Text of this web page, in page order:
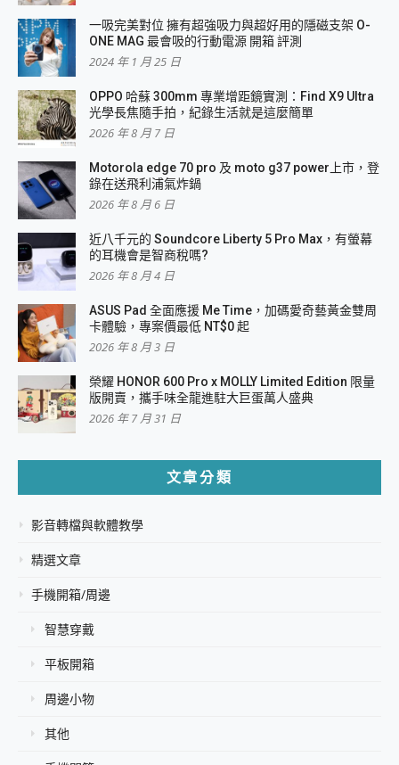
一吸完美對位 擁有超強吸力與超好用的隱磁支架 O-
ONE MAG 最會吸的行動電源 開箱 評測
2024 年 1 月 25 日
OPPO 哈蘇 300mm 專業增距鏡實測：Find X9 Ultra
光學長焦隨手拍，紀錄生活就是這麼簡單
2026 年 8 月 7 日
Motorola edge 70 pro 及 moto g37 power上市，登
錄在送飛利浦氣炸鍋
2026 年 8 月 6 日
近八千元的 Soundcore Liberty 5 Pro Max，有螢幕
的耳機會是智商稅嗎?
2026 年 8 月 4 日
ASUS Pad 全面應援 Me Time，加碼愛奇藝黃金雙周
卡體驗，專案價最低 NT$0 起
2026 年 8 月 3 日
榮耀 HONOR 600 Pro x MOLLY Limited Edition 限量
版開賣，攜手味全龍進駐大巨蛋萬人盛典
2026 年 7 月 31 日
文章分類
影音轉檔與軟體教學
精選文章
手機開箱/周邊
智慧穿戴
平板開箱
周邊小物
其他